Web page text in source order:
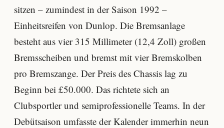
sitzen – zumindest in der Saison 1992 –
Einheitsreifen von Dunlop. Die Bremsanlage
besteht aus vier 315 Millimeter (12,4 Zoll) großen
Bremsscheiben und bremst mit vier Bremskolben
pro Bremszange. Der Preis des Chassis lag zu
Beginn bei £50.000. Das richtete sich an
Clubsportler und semiprofessionelle Teams. In der
Debütsaison umfasste der Kalender immerhin neun